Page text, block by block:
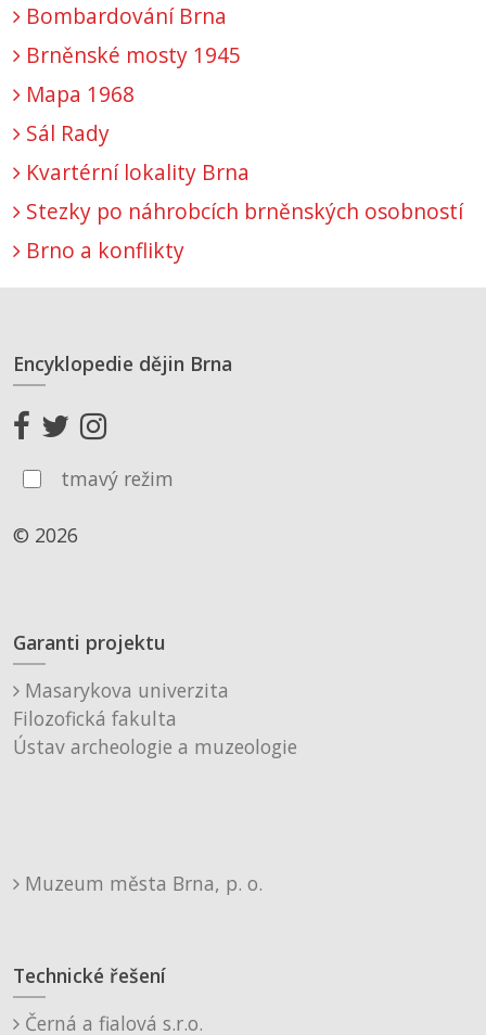
Bombardování Brna
Brněnské mosty 1945
Mapa 1968
Sál Rady
Kvartérní lokality Brna
Stezky po náhrobcích brněnských osobností
Brno a konflikty
Encyklopedie dějin Brna
tmavý režim
© 2026
Garanti projektu
Masarykova univerzita
Filozofická fakulta
Ústav archeologie a muzeologie
Muzeum města Brna, p. o.
Technické řešení
Černá a fialová s.r.o.